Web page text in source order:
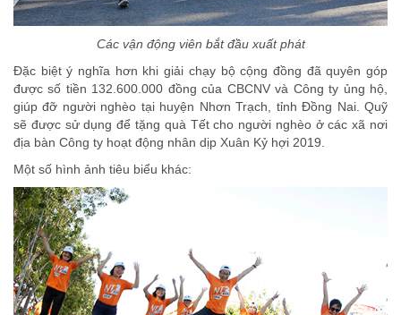
Các vận động viên bắt đầu xuất phát
Đặc biệt ý nghĩa hơn khi giải chạy bộ cộng đồng đã quyên góp
được số tiền 132.600.000 đồng của CBCNV và Công ty ủng hộ,
giúp đỡ người nghèo tại huyện Nhơn Trạch, tỉnh Đồng Nai. Quỹ
sẽ được sử dụng để tặng quà Tết cho người nghèo ở các xã nơi
địa bàn Công ty hoạt động nhân dịp Xuân Kỷ hợi 2019.
Một số hình ảnh tiêu biểu khác: